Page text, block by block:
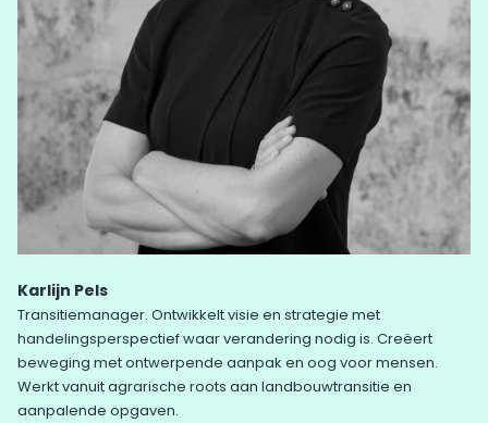
Karlijn Pels
Transitiemanager. Ontwikkelt visie en strategie met
handelingsperspectief waar verandering nodig is. Creëert
beweging met ontwerpende aanpak en oog voor mensen.
Werkt vanuit agrarische roots aan landbouwtransitie en
aanpalende opgaven.